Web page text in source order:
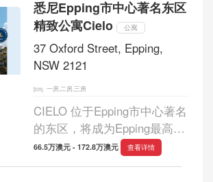
建筑商 Trescon 建造，预计将
于 2025 年底完工。...
悉尼Epping市中心著名东区
精致公寓Cielo
公寓
37 Oxford Street, Epping,
NSW 2121
一房,二房,三房
CIELO 位于Epping市中心著名
的东区，将成为Epping最高的
塔楼，共 29 层，可俯瞰悉尼
66.5万澳元 - 172.8万澳元 查看详情